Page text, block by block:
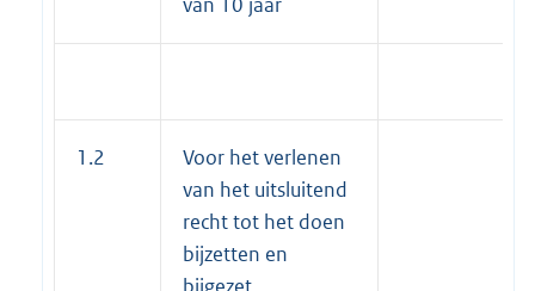
1.2
Voor het verlenen
van het uitsluitend
recht tot het doen
bijzetten en